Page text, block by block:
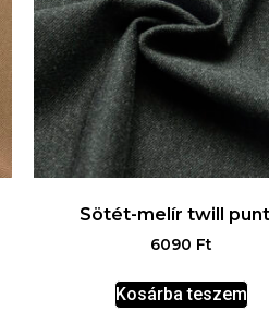
Sötét-melír twill
6090 Ft
Kosárba teszem